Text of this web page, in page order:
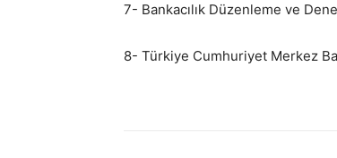
7- Bankacılık Düzenleme ve
8- Türkiye Cumhuriyet Merkez